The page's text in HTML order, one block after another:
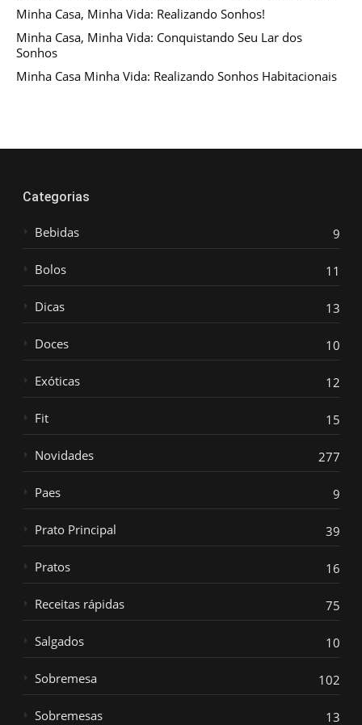
Minha Casa, Minha Vida: Realizando Sonhos!
Minha Casa, Minha Vida: Conquistando Seu Lar dos
Sonhos
Minha Casa Minha Vida: Realizando Sonhos Habitacionais
Categorias
Bebidas 9
Bolos 11
Dicas 13
Doces 10
Exóticas 12
Fit 15
Novidades 277
Paes 9
Prato Principal 39
Pratos 16
Receitas rápidas 75
Salgados 10
Sobremesa 102
Sobremesas 13